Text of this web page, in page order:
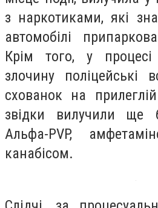
з наркотиками, які
автомобілі
Крім того, у процесі
злочину поліцейські
схованок на прилеглій
звідки вилучили ще
Альфа-PVP,
канабісом.